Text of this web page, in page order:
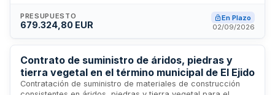
reparación y desarrollo de obras municipales. La
adjudicación se realizará mediante procedimiento abierto y
Contratación del municipio canario de Teror.
PRESUPUESTO
679.324,80 EUR
En Plazo
02/09/2026
Contrato de suministro de áridos, piedras y
tierra vegetal en el término municipal de El Ejido
Contratación de suministro de materiales de construcción